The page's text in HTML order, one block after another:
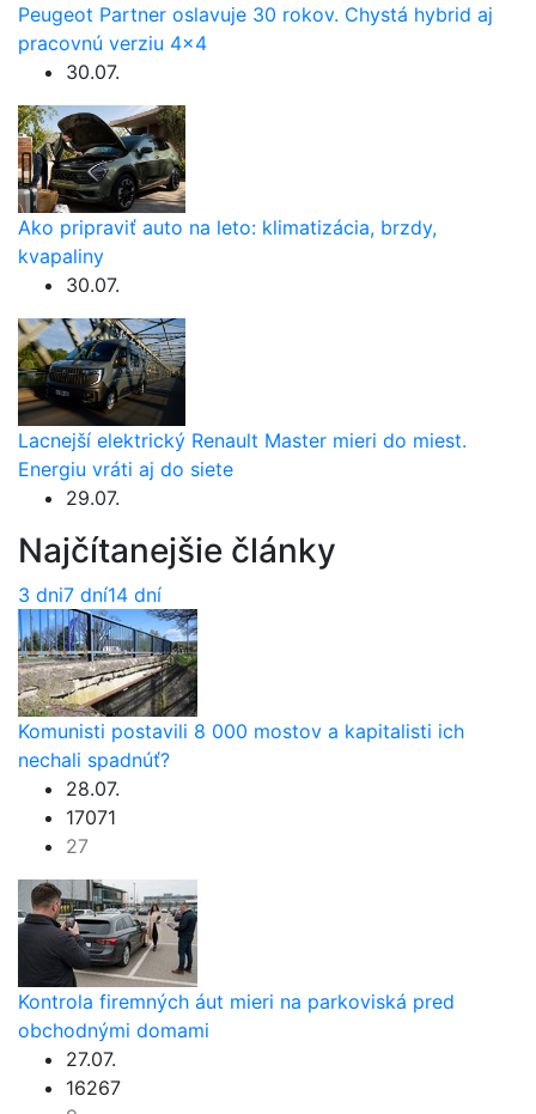
Peugeot Partner oslavuje 30 rokov. Chystá hybrid aj
pracovnú verziu 4×4
30.07.
Ako pripraviť auto na leto: klimatizácia, brzdy,
kvapaliny
30.07.
Lacnejší elektrický Renault Master mieri do miest.
Energiu vráti aj do siete
29.07.
Najčítanejšie články
3 dni7 dní14 dní
Komunisti postavili 8 000 mostov a kapitalisti ich
nechali spadnúť?
28.07.
17071
27
Kontrola firemných áut mieri na parkoviská pred
obchodnými domami
27.07.
16267